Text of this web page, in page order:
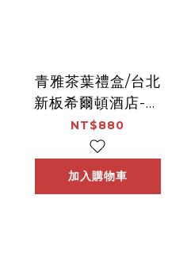
青雅茶葉禮盒/台北
新板希爾頓酒店-青
雅中餐廳
NT$880
加入購物車